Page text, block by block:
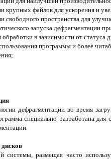
крупных файлов для ускорения и
свободного пространства для
запуска дефрагментации
в зависимости от статуса
программы и более
дефрагментации во время
специально разработана
системы, размещая часто